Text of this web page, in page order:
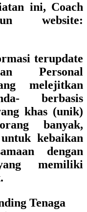
ini, Coach
website:
terupdate
Personal
melejitkan
berbasis
khas (unik)
banyak,
kebaikan
dengan
memiliki